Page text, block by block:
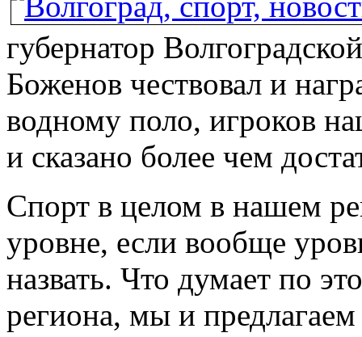
губернатор
Боженов чествовал и
водному поло, игроков
и сказано более чем
Спорт в целом в нашем
уровне, если вообще
назвать. Что думает по
региона, мы и